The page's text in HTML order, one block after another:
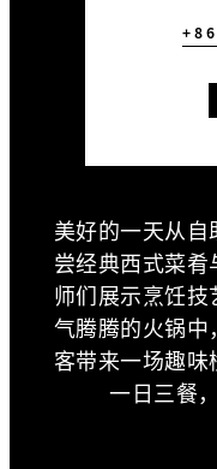
美好的一天从
尝经典西式菜
师们展示烹饪
气腾腾的火锅
客带来一场趣味
一日三餐